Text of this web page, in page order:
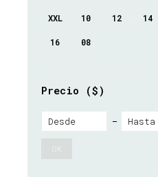
XXL 10 12 14
16 08
Precio ($)